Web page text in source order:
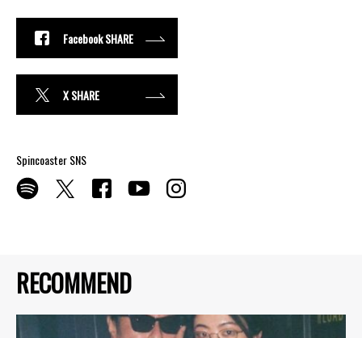
RECOMMEND
Facebook SHARE
X SHARE
Spincoaster SNS